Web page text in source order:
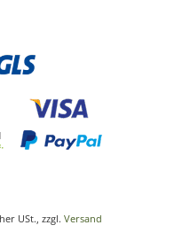
USt., zzgl. Versand